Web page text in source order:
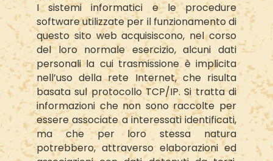
I sistemi informatici e le procedure
software utilizzate per il funzionamento di
questo sito web acquisiscono, nel corso
del loro normale esercizio, alcuni dati
personali la cui trasmissione è implicita
nell’uso della rete Internet, che risulta
basata sul protocollo TCP/IP. Si tratta di
informazioni che non sono raccolte per
essere associate a interessati identificati,
ma che per loro stessa natura
potrebbero, attraverso elaborazioni ed